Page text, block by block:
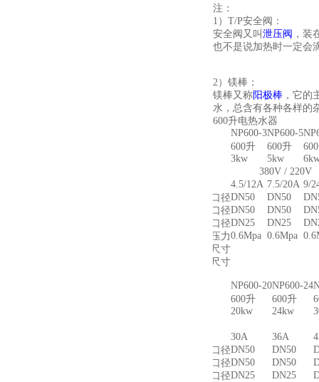
注：
1）T/P安全阀：
安全阀又叫 泄压阀 ，装
也不是说加热时一定会
2） 镁棒：
镁棒又称阳极棒 ，它的
水，总含有各种各样的
600升电热水器
NP600-3NP600-5
600升 600升
3kw 5kw
380V / 220V
4.5/12A 7.5/20A 9/
进水口径DN50 DN50
出水口径DN50 DN50
排污口径DN25 DN25
工作压力0.6Mpa 0.6Mpa
外形尺寸
装箱尺寸
NP600-20NP600-24
600升 600升
20kw 24kw
30A 36A
进水口径DN50 DN50
出水口径DN50 DN50
排污口径DN25 DN25